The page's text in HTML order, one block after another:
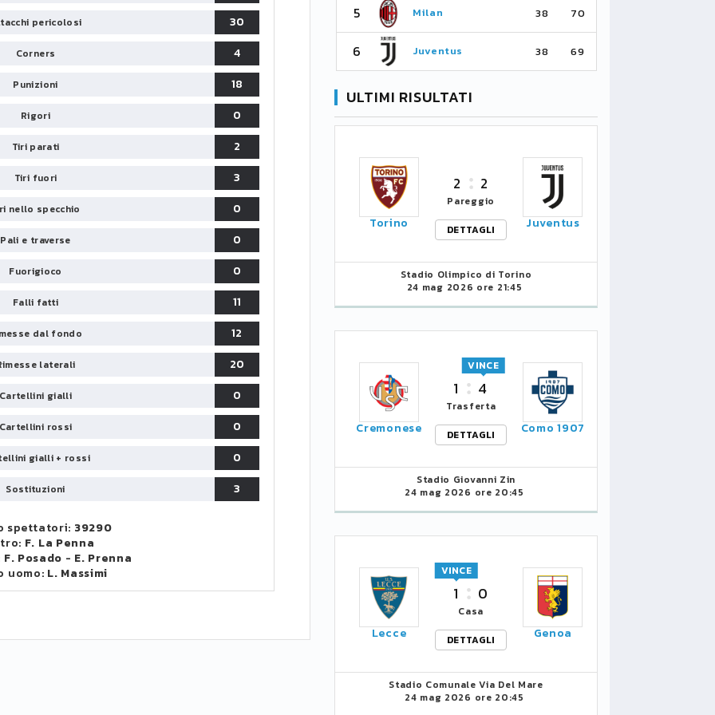
pericolosi
30
Corners
4
Punizioni
18
Rigori
0
Tiri parati
2
Tiri fuori
3
nello specchio
0
Pali e traverse
0
Fuorigioco
0
Falli fatti
11
dal fondo
12
laterali
20
Cartellini gialli
0
Cartellini rossi
0
gialli + rossi
0
Sostituzioni 3
spettatori: 39290
F. La Penna
F. Posado - E. Prenna
uomo: L. Massimi
38 5 Milan 38 70
6 Juventus 38 69
ULTIMI RISULTATI
Torino
2 2
Pareggio
DETTAGLI
Juventus
Stadio Olimpico di Torino
24 mag 2026 ore 21:45
Cremonese
1 4
VINCE
Trasferta
DETTAGLI
Como 1907
Stadio Giovanni Zin
24 mag 2026 ore 20:45
Lecce
1
VINCE
0
Casa
DETTAGLI
Genoa
Stadio Comunale Via Del Mare
24 mag 2026 ore 20:45